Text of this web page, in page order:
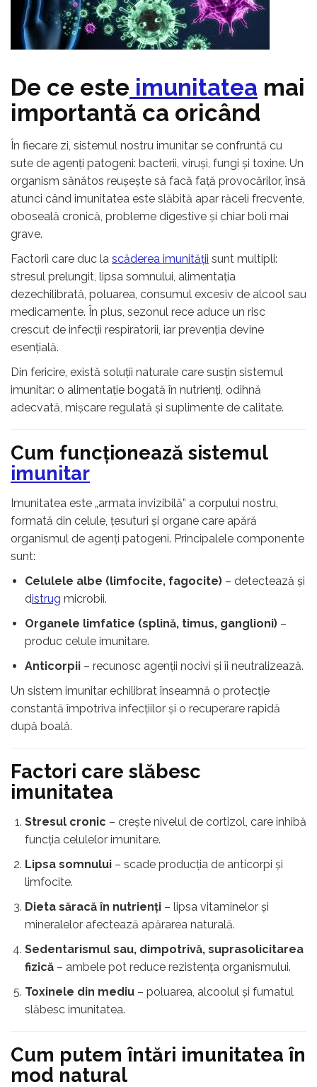
Pierdere Greutate
Piele
Sistem Respirator
Stress & Somn
Tratament Par
Vitamine & Suplimente
Vitamine Coloidale
Pachete
De ce este imunitatea mai
importantă ca oricând
În fiecare zi, sistemul nostru imunitar se confruntă cu
sute de agenți patogeni: bacterii, viruși, fungi și toxine. Un
organism sănătos reușește să facă față provocărilor, însă
atunci când imunitatea este slăbită apar răceli frecvente,
oboseală cronică, probleme digestive și chiar boli mai
grave.
Factorii care duc la scăderea imunității sunt multipli:
stresul prelungit, lipsa somnului, alimentația
dezechilibrată, poluarea, consumul excesiv de alcool sau
medicamente. În plus, sezonul rece aduce un risc
crescut de infecții respiratorii, iar prevenția devine
esențială.
Din fericire, există soluții naturale care susțin sistemul
imunitar: o alimentație bogată în nutrienți, odihnă
adecvată, mișcare regulată și suplimente de calitate.
Cum funcționează sistemul
imunitar
Imunitatea este „armata invizibilă” a corpului nostru,
formată din celule, țesuturi și organe care apără
organismul de agenți patogeni. Principalele componente
sunt:
Celulele albe (limfocite, fagocite) – detectează și
distrug microbii.
Organele limfatice (splină, timus, ganglioni) –
produc celule imunitare.
Anticorpii – recunosc agenții nocivi și îi neutralizează.
Un sistem imunitar echilibrat înseamnă o protecție
constantă împotriva infecțiilor și o recuperare rapidă
după boală.
Factori care slăbesc
imunitatea
Stresul cronic – crește nivelul de cortizol, care inhibă
funcția celulelor imunitare.
Lipsa somnului – scade producția de anticorpi și
limfocite.
Dieta săracă în nutrienți – lipsa vitaminelor și
mineralelor afectează apărarea naturală.
Sedentarismul sau, dimpotrivă, suprasolicitarea
fizică – ambele pot reduce rezistența organismului.
Toxinele din mediu – poluarea, alcoolul și fumatul
slăbesc imunitatea.
Cum putem întări imunitatea în
mod natural